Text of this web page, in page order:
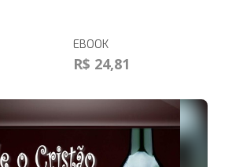
EBOOK
R$ 24,81